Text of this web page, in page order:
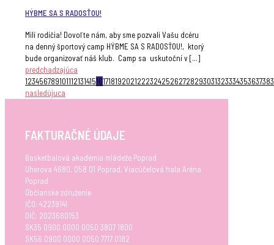
HÝBME SA S RADOSŤOU!
Milí rodičia! Dovoľte nám, aby sme pozvali Vašu dcéru
na denný športový camp HÝBME SA S RADOSŤOU!, ktorý
bude organizovať náš klub. Camp sa uskutoční v […]
predchadzajúca
1234567891011121314151617181920212223242526272829303132333435363738
nasledújuca
FAKTURAČNÉ ÚDAJE
Basketbalová akadémia mládeže Poprad
Uherova 4680, 058 01 Poprad, Viacúčelová hala Aréna
Poprad
Občianske združenie
IČO: 42239141
DIČ: 2023680153
SK35 0900 0000 0050 3807 1800
SK56 0900 0000 0050 7717 0182